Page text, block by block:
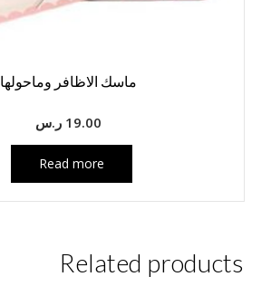
ماسك الاظافر وماحولها
19.00 ر.س
Read more
Related products